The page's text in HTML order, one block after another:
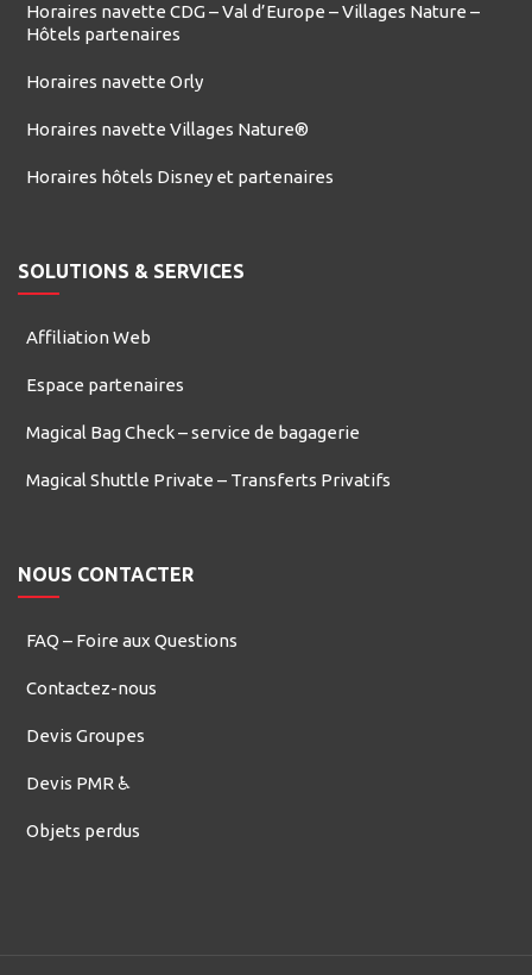
Horaires navette CDG – Val d’Europe – Villages Nature –
Hôtels partenaires
Horaires navette Orly
Horaires navette Villages Nature®
Horaires hôtels Disney et partenaires
SOLUTIONS & SERVICES
Affiliation Web
Espace partenaires
Magical Bag Check – service de bagagerie
Magical Shuttle Private – Transferts Privatifs
NOUS CONTACTER
FAQ – Foire aux Questions
Contactez-nous
Devis Groupes
Devis PMR ♿
Objets perdus